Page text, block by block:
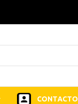
CONTACTO